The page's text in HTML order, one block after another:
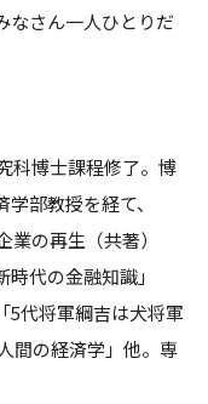
なさん一人ひとりだ
科博士課程修了。博
部教授を経て、
の再生（共著）
代の金融知識」
5代将軍綱吉は犬将軍
間の経済学」他。専